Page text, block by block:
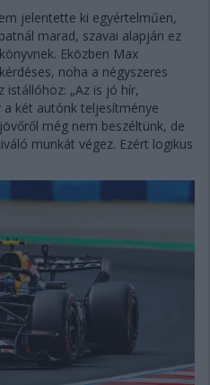
jelentette ki egyértelműen,
marad, szavai alapján ez
Eközben Max
noha a négyszeres
istállóhoz: „Az is jó hír,
két autónk teljesítménye
még nem beszéltünk, de
munkát végez. Ezért logikus